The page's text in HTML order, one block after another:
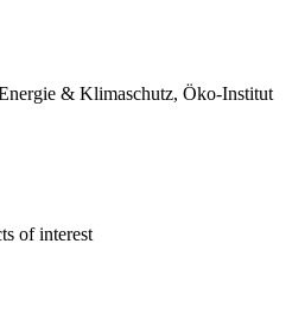
& Klimaschutz, Öko-Institut
of interest